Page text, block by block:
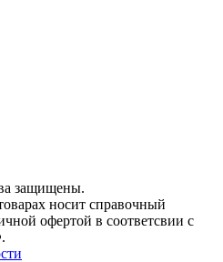
защищены.
носит справочный
офертой в соответсвии с